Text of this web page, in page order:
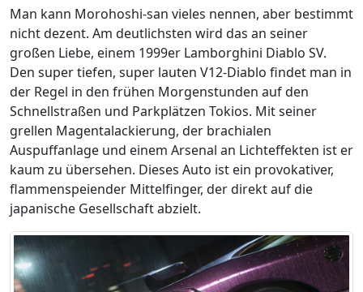
Man kann Morohoshi-san vieles nennen, aber bestimmt
nicht dezent. Am deutlichsten wird das an seiner
großen Liebe, einem 1999er Lamborghini Diablo SV.
Den super tiefen, super lauten V12-Diablo findet man in
der Regel in den frühen Morgenstunden auf den
Schnellstraßen und Parkplätzen Tokios. Mit seiner
grellen Magentalackierung, der brachialen
Auspuffanlage und einem Arsenal an Lichteffekten ist er
kaum zu übersehen. Dieses Auto ist ein provokativer,
flammenspeiender Mittelfinger, der direkt auf die
japanische Gesellschaft abzielt.